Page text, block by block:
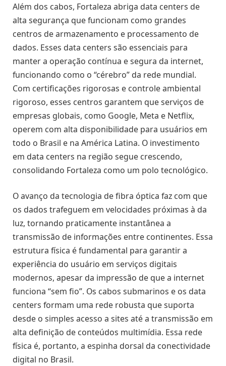
Além dos cabos, Fortaleza abriga data centers de
alta segurança que funcionam como grandes
centros de armazenamento e processamento de
dados. Esses data centers são essenciais para
manter a operação contínua e segura da internet,
funcionando como o “cérebro” da rede mundial.
Com certificações rigorosas e controle ambiental
rigoroso, esses centros garantem que serviços de
empresas globais, como Google, Meta e Netflix,
operem com alta disponibilidade para usuários em
todo o Brasil e na América Latina. O investimento
em data centers na região segue crescendo,
consolidando Fortaleza como um polo tecnológico.
O avanço da tecnologia de fibra óptica faz com que
os dados trafeguem em velocidades próximas à da
luz, tornando praticamente instantânea a
transmissão de informações entre continentes. Essa
estrutura física é fundamental para garantir a
experiência do usuário em serviços digitais
modernos, apesar da impressão de que a internet
funciona “sem fio”. Os cabos submarinos e os data
centers formam uma rede robusta que suporta
desde o simples acesso a sites até a transmissão em
alta definição de conteúdos multimídia. Essa rede
física é, portanto, a espinha dorsal da conectividade
digital no Brasil.